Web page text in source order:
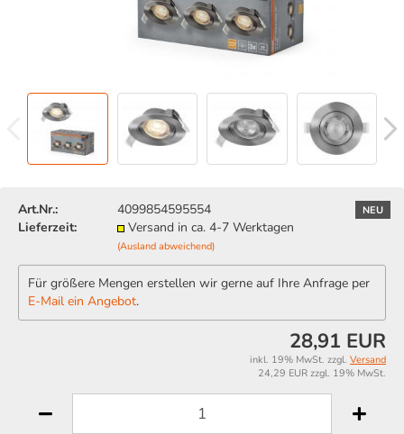
NEU
Art.Nr.:
4099854595554
Lieferzeit:
Versand in ca. 4-7 Werktagen
(Ausland abweichend)
Für größere Mengen erstellen wir gerne auf Ihre Anfrage per
E-Mail ein Angebot.
28,91 EUR
inkl. 19% MwSt. zzgl. Versand
24,29 EUR zzgl. 19% MwSt.